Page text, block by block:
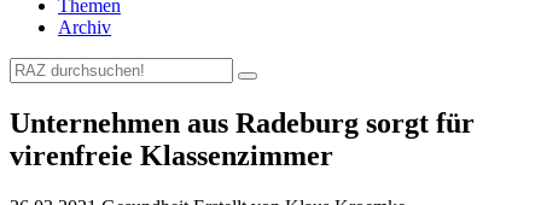
Themen
Archiv
Unternehmen aus Radeburg sorgt für
virenfreie Klassenzimmer